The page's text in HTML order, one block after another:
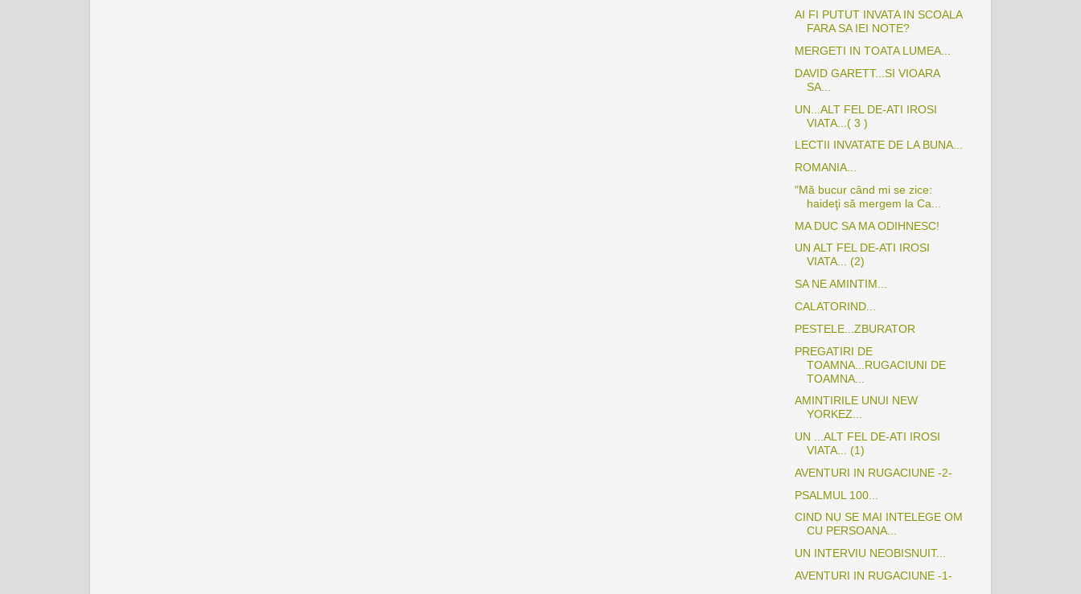
AI FI PUTUT INVATA IN SCOALA
FARA SA IEI NOTE?
MERGETI IN TOATA LUMEA...
DAVID GARETT...SI VIOARA
SA...
UN...ALT FEL DE-ATI IROSI
VIATA...( 3 )
LECTII INVATATE DE LA BUNA...
ROMANIA...
"Mă bucur când mi se zice:
haideţi să mergem la Ca...
MA DUC SA MA ODIHNESC!
UN ALT FEL DE-ATI IROSI
VIATA... (2)
SA NE AMINTIM...
CALATORIND...
PESTELE...ZBURATOR
PREGATIRI DE
TOAMNA...RUGACIUNI DE
TOAMNA...
AMINTIRILE UNUI NEW
YORKEZ...
UN ...ALT FEL DE-ATI IROSI
VIATA... (1)
AVENTURI IN RUGACIUNE -2-
PSALMUL 100...
CIND NU SE MAI INTELEGE OM
CU PERSOANA...
UN INTERVIU NEOBISNUIT...
AVENTURI IN RUGACIUNE -1-